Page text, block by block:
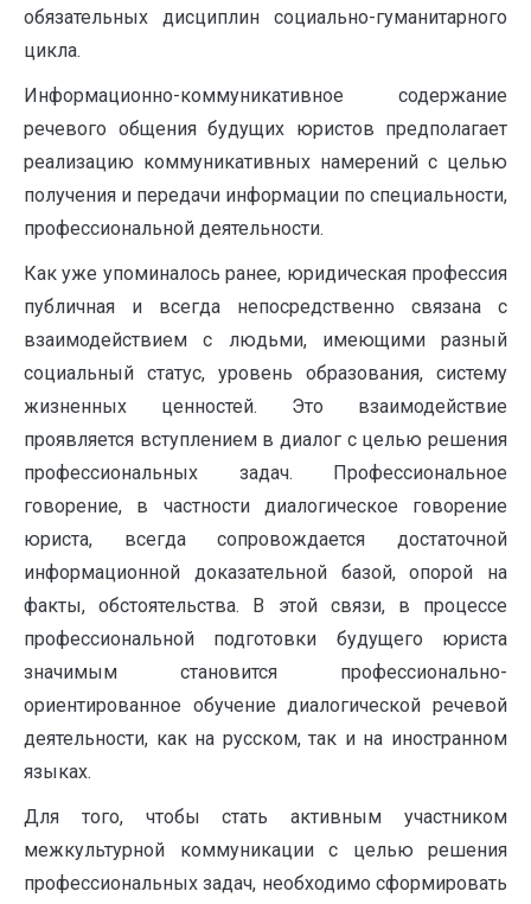
обязательных дисциплин социально-гуманитарного
цикла.
Информационно-коммуникативное содержание
речевого общения будущих юристов предполагает
реализацию коммуникативных намерений с целью
получения и передачи информации по специальности,
профессиональной деятельности.
Как уже упоминалось ранее, юридическая профессия
публичная и всегда непосредственно связана с
взаимодействием с людьми, имеющими разный
социальный статус, уровень образования, систему
жизненных ценностей. Это взаимодействие
проявляется вступлением в диалог с целью решения
профессиональных задач. Профессиональное
говорение, в частности диалогическое говорение
юриста, всегда сопровождается достаточной
информационной доказательной базой, опорой на
факты, обстоятельства. В этой связи, в процессе
профессиональной подготовки будущего юриста
значимым становится профессионально-
ориентированное обучение диалогической речевой
деятельности, как на русском, так и на иностранном
языках.
Для того, чтобы стать активным участником
межкультурной коммуникации с целью решения
профессиональных задач, необходимо сформировать